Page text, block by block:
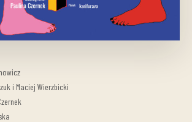
i Maciej Wierzbicki